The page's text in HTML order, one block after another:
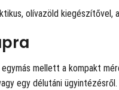
olívazöld kiegészítővel,
mellett a kompakt
egy délutáni